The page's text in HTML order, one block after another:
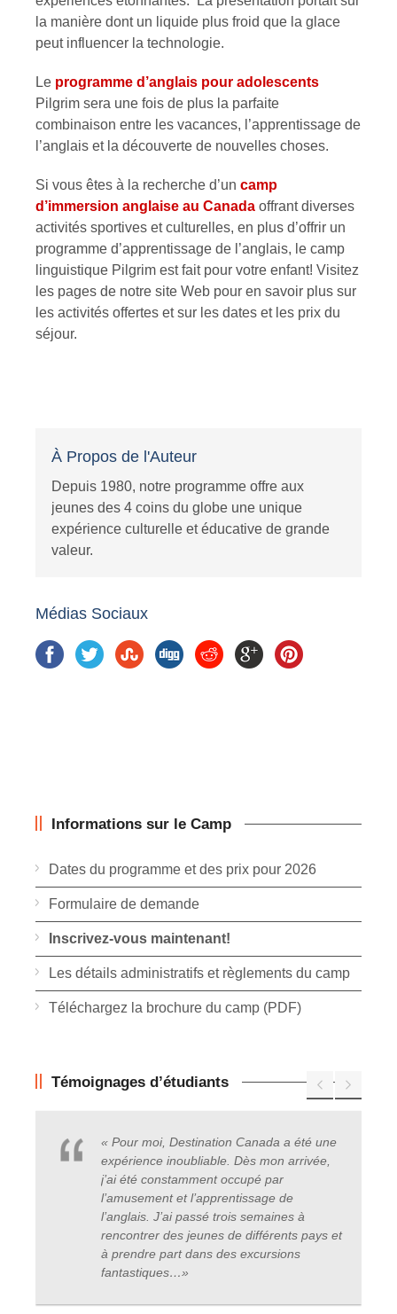
la manière dont un liquide plus froid que la glace
peut influencer la technologie.
Le programme d’anglais pour adolescents
Pilgrim sera une fois de plus la parfaite
combinaison entre les vacances, l’apprentissage de
l’anglais et la découverte de nouvelles choses.
Si vous êtes à la recherche d’un camp
d’immersion anglaise au Canada offrant diverses
activités sportives et culturelles, en plus d’offrir un
programme d’apprentissage de l’anglais, le camp
linguistique Pilgrim est fait pour votre enfant! Visitez
les pages de notre site Web pour en savoir plus sur
les activités offertes et sur les dates et les prix du
séjour.
À Propos de l'Auteur
Depuis 1980, notre programme offre aux
jeunes des 4 coins du globe une unique
expérience culturelle et éducative de grande
valeur.
Médias Sociaux
Informations sur le Camp
Dates du programme et des prix pour 2026
Formulaire de demande
Inscrivez-vous maintenant!
Les détails administratifs et règlements du camp
Téléchargez la brochure du camp (PDF)
Témoignages d’étudiants
« Pour moi, Destination Canada a été une
expérience inoubliable. Dès mon arrivée,
j’ai été constamment occupé par
l’amusement et l’apprentissage de
l’anglais. J’ai passé trois semaines à
rencontrer des jeunes de différents pays et
à prendre part dans des excursions
fantastiques…»